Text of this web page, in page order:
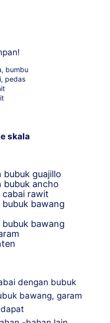
bumbu
pedas
skala
bubuk guajillo
bubuk ancho
cabai rawit
bubuk bawang
bubuk bawang
dengan bubuk
bawang, garam